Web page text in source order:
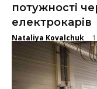
потужності
електрокарів
Nataliya Kovalchuk -